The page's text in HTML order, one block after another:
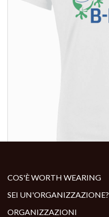
COS'È WORTH WEARING
SEI UN'ORGANIZZAZIONE?
ORGANIZZAZIONI